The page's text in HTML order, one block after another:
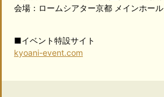
会場：ロームシアター京都 メインホール
■イベント特設サイト
kyoani-event.com